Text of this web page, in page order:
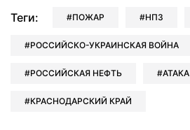
Теги: ПОЖАР НПЗ
РОССИЙСКО-УКРАИНСКАЯ ВОЙНА
РОССИЙСКАЯ НЕФТЬ
КРАСНОДАРСКИЙ КРАЙ